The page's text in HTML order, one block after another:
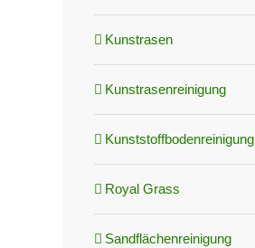
Kunstrasen
Kunstrasenreinigung
Kunststoffbodenreinigung
Royal Grass
Sandflächenreinigung